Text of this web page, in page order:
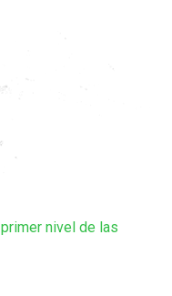
nivel de las